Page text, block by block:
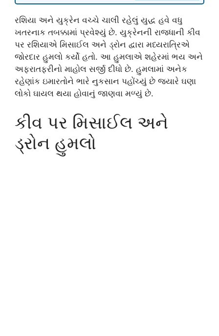
રશિયા અને યુક્રેન વચ્ચે ચાલી રહેલું યુદ્ધ હવે વધુ
ખતરનાક તબક્કામાં પ્રવેશ્યું છે. યુક્રેનની રાજધાની કીવ
પર રશિયાએ મિસાઈલ અને ડ્રોન દ્વારા મધ્યરાત્રિએ
જોરદાર હુમલો કર્યો હતો. આ હુમલાએ શહેરમાં ભય અને
અફરાતફરીનો માહોલ સર્જી દીધો છે. હુમલામાં અનેક
રહેણાંક ઇમારતોને ભારે નુકસાન પહોંચ્યું છે જ્યારે ઘણા
લોકો ઘાયલ થયા હોવાનું જાણવા મળ્યું છે.
કીવ પર મિસાઈલ અને
ડ્રોન હુમલો